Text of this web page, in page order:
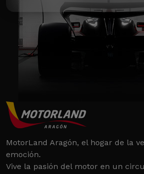
MotorLand Aragón, el hogar de la
emoción.
Vive la pasión del motor en un